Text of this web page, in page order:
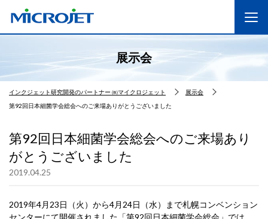
展示会
インクジェット研究開発のパートナー ㈱マイクロジェット
展示会
第92回日本細菌学会総会へのご来場ありがとうございました
第92回日本細菌学会総会へのご来場あり
がとうございました
2019.04.25
2019年4月23日（火）から4月24日（水）まで札幌コンベンション
センターにて開催されました「第92回日本細菌学会総会」では、